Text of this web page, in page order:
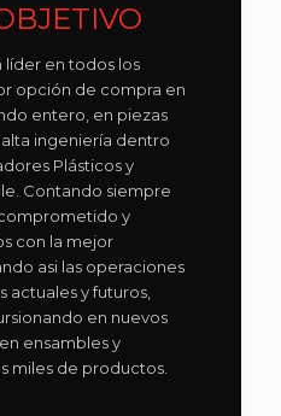
líder en todos los
opción de compra en
entero, en piezas
ingeniería dentro
Plásticos y
Contando siempre
y
con la mejor
asi las operaciones
actuales y futuros,
en nuevos
ensambles y
miles de productos.